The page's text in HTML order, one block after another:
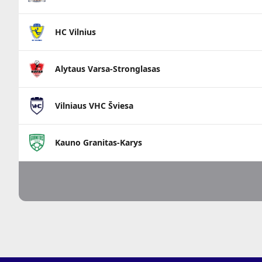
HC Vilnius
Alytaus Varsa-Stronglasas
Vilniaus VHC Šviesa
Kauno Granitas-Karys